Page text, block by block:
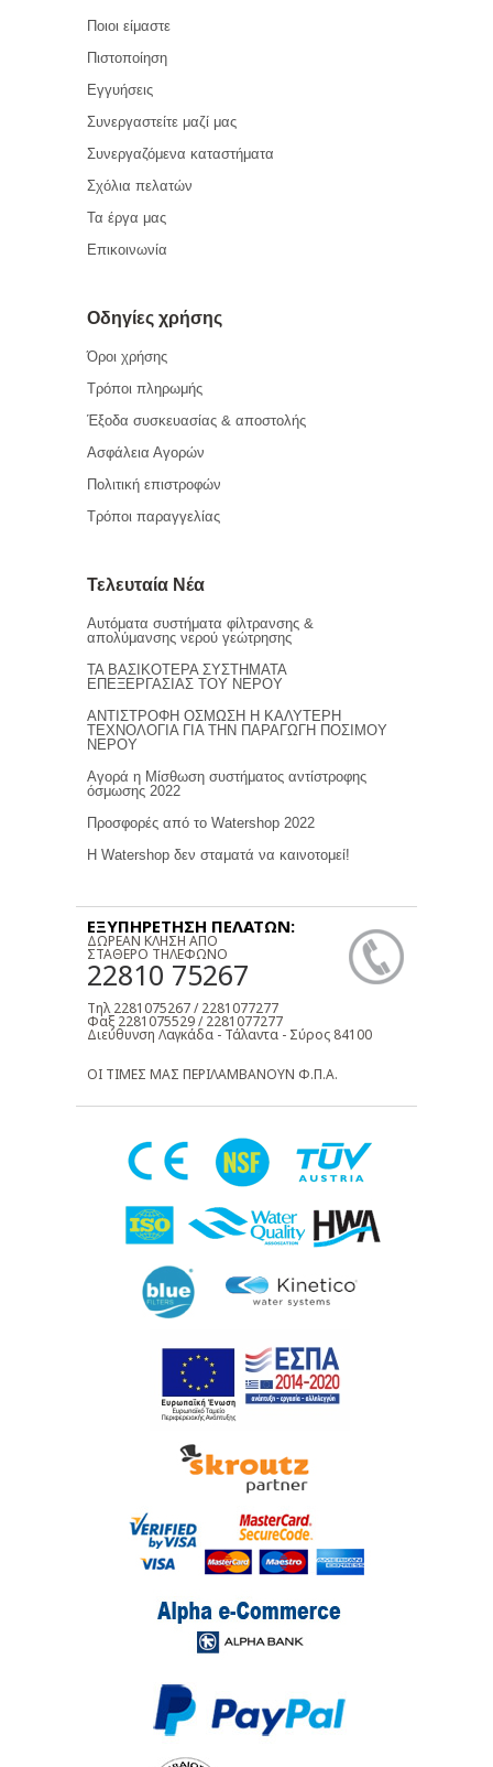
Ποιοι είμαστε
Πιστοποίηση
Εγγυήσεις
Συνεργαστείτε μαζί μας
Συνεργαζόμενα καταστήματα
Σχόλια πελατών
Τα έργα μας
Επικοινωνία
Οδηγίες χρήσης
Όροι χρήσης
Τρόποι πληρωμής
Έξοδα συσκευασίας & αποστολής
Ασφάλεια Αγορών
Πολιτική επιστροφών
Τρόποι παραγγελίας
Τελευταία Νέα
Αυτόματα συστήματα φίλτρανσης &
απολύμανσης νερού γεώτρησης
ΤΑ ΒΑΣΙΚΟΤΕΡΑ ΣΥΣΤΗΜΑΤΑ
ΕΠΕΞΕΡΓΑΣΙΑΣ ΤΟΥ ΝΕΡΟΥ
ΑΝΤΙΣΤΡΟΦΗ ΟΣΜΩΣΗ Η ΚΑΛΥΤΕΡΗ
ΤΕΧΝΟΛΟΓΙΑ ΓΙΑ ΤΗΝ ΠΑΡΑΓΩΓΗ ΠΟΣΙΜΟΥ
ΝΕΡΟΥ
Αγορά η Μίσθωση συστήματος αντίστροφης
όσμωσης 2022
Προσφορές από το Watershop 2022
Η Watershop δεν σταματά να καινοτομεί!
ΕΞΥΠΗΡΕΤΗΣΗ ΠΕΛΑΤΩΝ:
ΔΩΡΕΑΝ ΚΛΗΣΗ ΑΠΟ
ΣΤΑΘΕΡΟ ΤΗΛΕΦΩΝΟ
22810 75267
Τηλ 2281075267 / 2281077277
Φαξ 2281075529 / 2281077277
Διεύθυνση Λαγκάδα - Τάλαντα - Σύρος 84100
ΟΙ ΤΙΜΕΣ ΜΑΣ ΠΕΡΙΛΑΜΒΑΝΟΥΝ Φ.Π.Α.